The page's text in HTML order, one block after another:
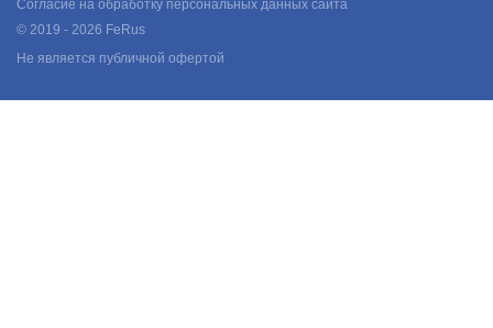
Согласие на обработку персональных данных сайта
© 2019 - 2026 FeRus
Не является публичной офертой